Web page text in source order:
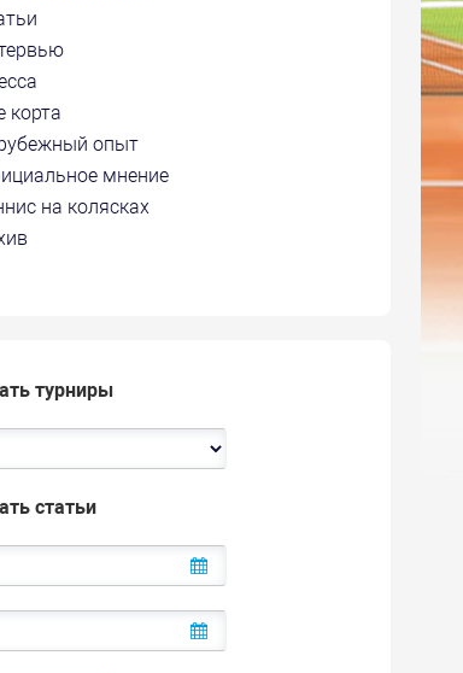
корта
опыт
мнение
на колясках
турниры
статьи